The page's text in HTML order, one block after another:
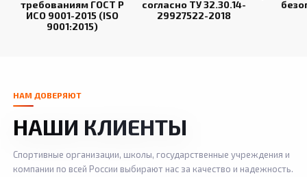
требованиям ГОСТ Р
ИСО 9001-2015 (ISO
9001:2015)
согласно ТУ 32.30.14-
29927522-2018
НАМ ДОВЕРЯЮТ
НАШИ КЛИЕНТЫ
Спортивные организации, школы, государственные учреждения и
компании по всей России выбирают нас за качество и надежность.